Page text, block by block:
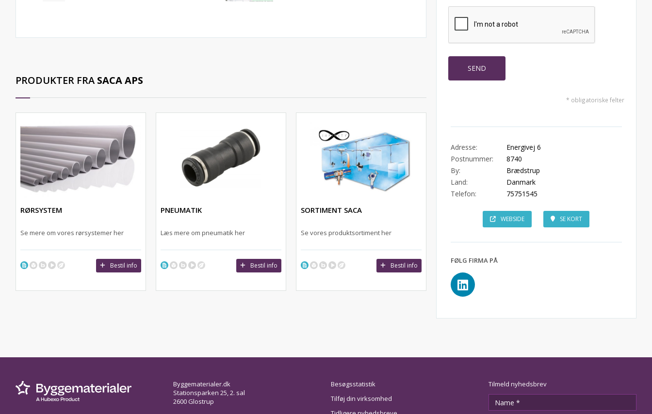
PRODUKTER FRA SACA APS
RØRSYSTEM
Se mere om vores rørsystemer her
Bestil info
PNEUMATIK
Læs mere om pneumatik her
Bestil info
SORTIMENT SACA
Se vores produktsortiment her
Bestil info
* obligatoriske felter
Adresse:
Energivej 6
Postnummer:
8740
By:
Brædstrup
Land:
Danmark
Telefon:
75751545
WEBSIDE SE KORT
FØLG FIRMA PÅ
Byggematerialer.dk
Stationsparken 25, 2. sal
2600 Glostrup
Besøgsstatistik
Tilføj din virksomhed
Tilmeld nyhedsbrev